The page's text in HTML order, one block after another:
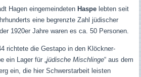
Hagen eingemeindeten Haspelebten seit
eine begrenzte Zahl jüdischer
1920er Jahre waren es ca. 50 Personen.
richtete die Gestapo in den Klöckner-
ein Lager für „ jüdische Mischlinge“ aus dem
ein, die hier Schwerstarbeit leisten